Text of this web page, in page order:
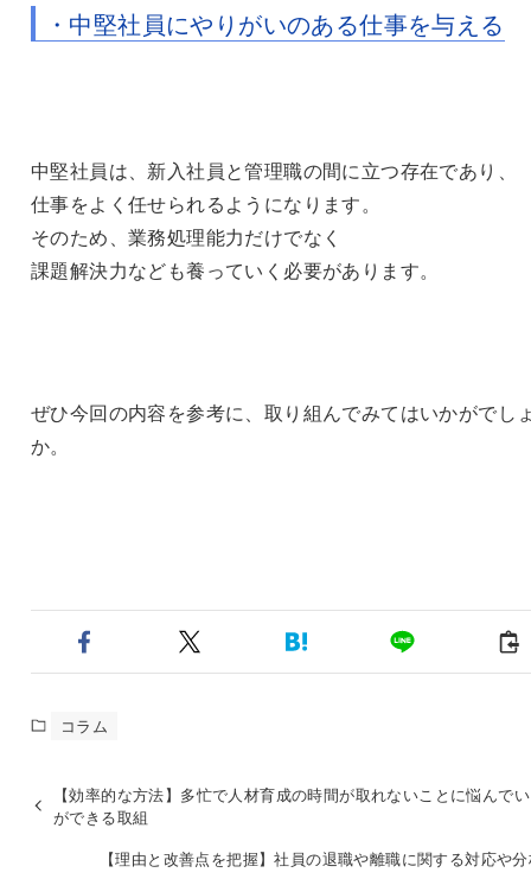
・中堅社員にやりがいのある仕事を与える
中堅社員は、新入社員と管理職の間に立つ存在であり、
仕事をよく任せられるようになります。
そのため、業務処理能力だけでなく
課題解決力なども養っていく必要があります。
ぜひ今回の内容を参考に、取り組んでみてはいかがでし
か。
コラム
【効率的な方法】多忙で人材育成の時間が取れないことに悩んで
ができる取組
【理由と改善点を把握】社員の退職や離職に関する対応や